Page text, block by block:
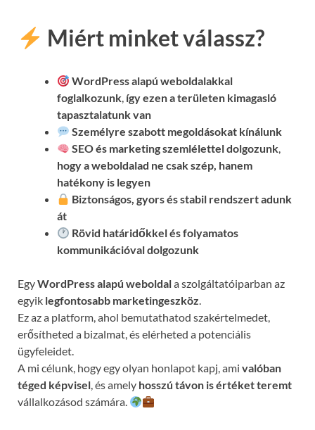
Miért minket válassz?
WordPress alapú weboldalakkal
foglalkozunk, így ezen a területen kimagasló
tapasztalatunk van
Személyre szabott megoldásokat kínálunk
SEO és marketing szemlélettel dolgozunk,
hogy a weboldalad ne csak szép, hanem
hatékony is legyen
Biztonságos, gyors és stabil rendszert adunk
át
Rövid határidőkkel és folyamatos
kommunikációvaldolgozunk
EgyWordPress alapú weboldala szolgáltatóiparban az
egyik legfontosabb marketingeszköz.
Ez az a platform, ahol bemutathatod szakértelmedet,
erősítheted a bizalmat, és elérheted a potenciális
ügyfeleidet.
A mi célunk, hogy egy olyan honlapot kapj, ami valóban
téged képvisel, és amely hosszú távon is értéket teremt
vállalkozásod számára.